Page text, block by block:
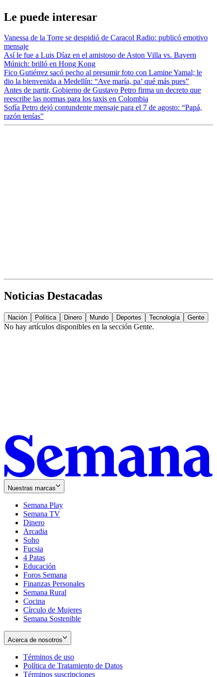
Le puede interesar
Vanessa de la Torre se despidió de Caracol Radio: publicó emotivo
mensaje
Así le fue a Luis Díaz en el amistoso de Aston Villa vs. Bayern
Múnich: brilló en Hong Kong
Fico Gutiérrez sacó pecho al presumir foto con Lamine Yamal; le
dio la bienvenida a Medellín: “Ave maría, pa’ qué más pues”
Antes de partir, Gobierno de Gustavo Petro firma un decreto que
reescribe las normas para los taxis en Colombia
Sofía Petro dejó contundente mensaje para el 7 de agosto: “Papá,
razón tenías”
Noticias Destacadas
Nación Política Dinero Mundo Deportes Tecnología Gente
No hay artículos disponibles en la sección Gente.
Nuestras marcas
Semana Play
Semana TV
Dinero
Arcadia
Soho
in
new
window
Fucsia
in
new
window
4 Patas
Educación
Foros Semana
Finanzas Personales
Semana Rural
Cocina
Círculo de Mujeres
Semana Sostenible
Acerca de nosotros
Términos de uso
in
new
Política de Tratamiento de Datos
Términos suscripciones